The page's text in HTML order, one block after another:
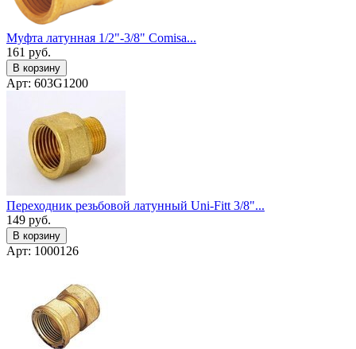
Муфта латунная 1/2"-3/8" Сomisa...
161 руб.
В корзину
Арт: 603G1200
Переходник резьбовой латунный Uni-Fitt 3/8"...
149 руб.
В корзину
Арт: 1000126